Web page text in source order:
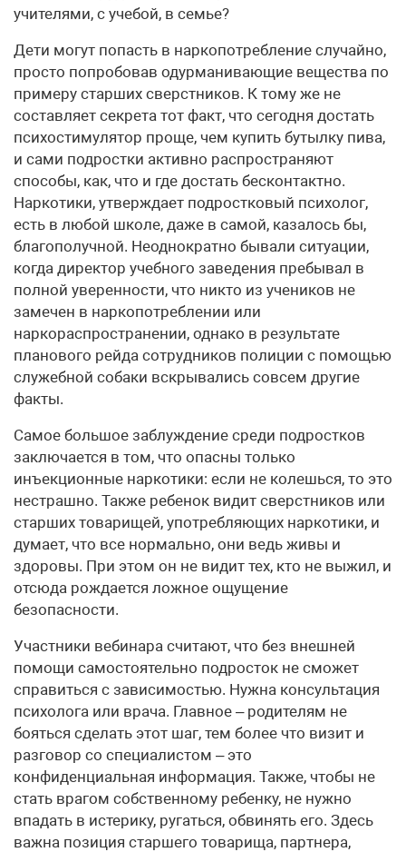
учителями, с учебой, в семье?
Дети могут попасть в наркопотреб­ление случайно,
просто попробовав одурманивающие вещества по
примеру старших сверстников. К тому же не
составляет секрета тот факт, что сегодня достать
психостимулятор проще, чем купить бутылку пива,
и сами подростки активно распространяют
способы, как, что и где достать бесконтактно.
Наркотики, утверждает подростковый психолог,
есть в любой школе, даже в самой, казалось бы,
благополучной. Неоднократно бывали ситуации,
когда директор учебного заведения пребывал в
полной уверенности, что никто из учеников не
замечен в наркопотреблении или
наркораспространении, однако в результате
планового рейда сотрудников полиции с помощью
служебной собаки вскрывались совсем другие
факты.
Самое большое заблуждение среди подростков
заключается в том, что опасны только
инъекционные наркотики: если не колешься, то это
нестрашно. Также ребенок видит сверстников или
старших товарищей, употребляющих наркотики, и
думает, что все нормально, они ведь живы и
здоровы. При этом он не видит тех, кто не выжил, и
отсюда рождается ложное ощущение
безопасности.
Участники вебинара считают, что без внешней
помощи самостоятельно подросток не сможет
справиться с зависимостью. Нужна консультация
психолога или врача. Главное – родителям не
бояться сделать этот шаг, тем более что визит и
разговор со специалистом – это
конфиденциальная информация. Также, чтобы не
стать врагом собственному ребенку, не нужно
впадать в истерику, ругаться, обвинять его. Здесь
важна позиция старшего товарища, партнера,